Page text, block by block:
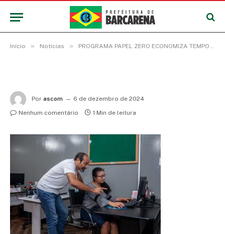
Início » Notícias » PROGRAMA PAPEL ZERO ECONOMIZA TEMPO E GASTOS NA PREFEITURA DE BARCARENA
Por ascom
6 de dezembro de 2024
Nenhum comentário
1 Min de leitura